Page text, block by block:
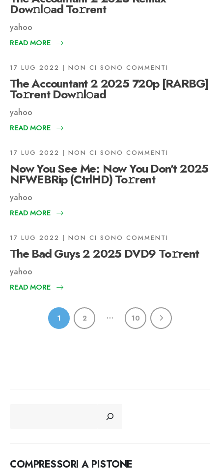
Dow𝚗l𝚘ad To𝚛rent
yahoo
READ MORE
17 LUG 2022 NON CI SONO COMMENTI
The Accountant 2 2025 720p [RARBG]
To𝚛rent Dow𝚗l𝚘ad
yahoo
READ MORE
17 LUG 2022 NON CI SONO COMMENTI
Now You See Me: Now You Don't 2025
NFWEBRip (CtrlHD) To𝚛rent
yahoo
READ MORE
17 LUG 2022 NON CI SONO COMMENTI
The Bad Guys 2 2025 DVD9 To𝚛rent
yahoo
READ MORE
1 2 … 10
COMPRESSORI A PISTONE